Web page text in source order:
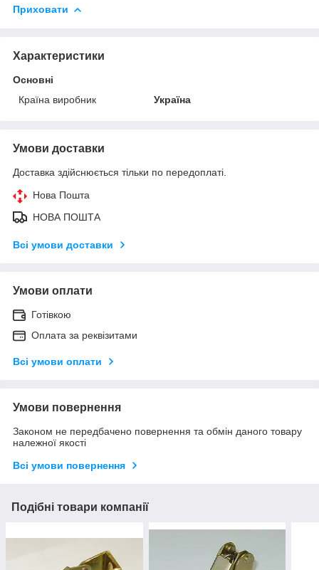
Приховати
Характеристики
Основні
Країна виробник
Україна
Умови доставки
Доставка здійснюється тільки по передоплаті.
Нова Пошта
НОВА ПОШТА
Всі умови доставки
Умови оплати
Готівкою
Оплата за реквізитами
Всі умови оплати
Умови повернення
Законом не передбачено повернення та обмін даного товару
належної якості
Всі умови повернення
Подібні товари компанії